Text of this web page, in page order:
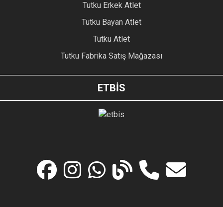
Tutku Erkek Atlet
Tutku Bayan Atlet
Tutku Atlet
Tutku Fabrika Satış Mağazası
ETBİS